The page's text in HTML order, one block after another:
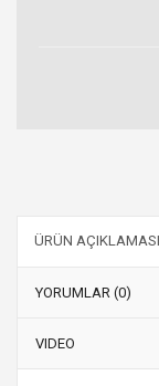
ÜRÜN AÇIKLAMASI
YORUMLAR (0)
VIDEO